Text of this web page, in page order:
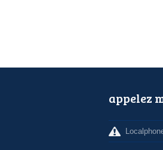
appelez